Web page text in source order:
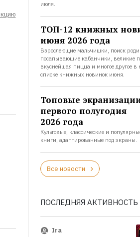
июля.
ТОП-12 книжных
июня 2026 года
Взрослеющие мальчишки, поиск
посапывающие кабанчики, великие
вкуснейшая пицца и многое другое в
списке книжных новинок июня.
Топовые
первого полугодия
2026 года
Культовые, классические и
книги, адаптированные под экраны.
Все новости
ПОСЛЕДНЯЯ АКТИВНОСТЬ
Ira